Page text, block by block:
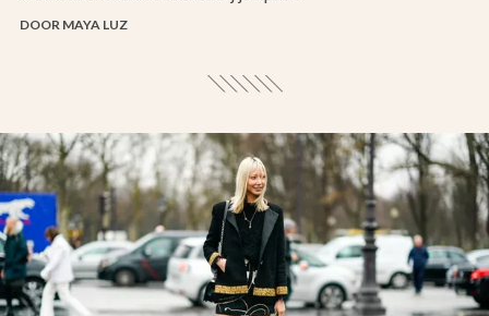
DOOR MAYA LUZ